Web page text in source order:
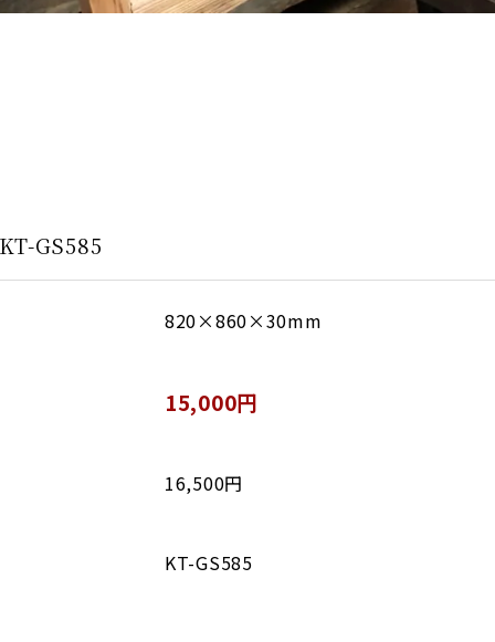
GS585
820×860×30mm
15,000円
16,500円
KT-GS585